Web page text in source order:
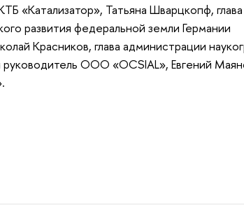
«Катализатор», Татьяна Шварцкопф, глава
развития федеральной земли Германии
Красников, глава администрации
ООО «OCSIAL», Евгений